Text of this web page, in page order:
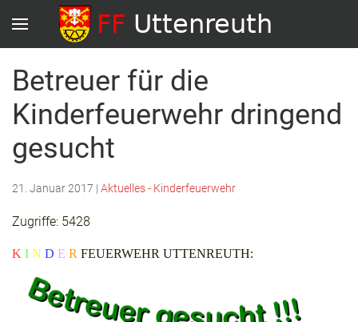
Betreuer für die
Kinderfeuerwehr dringend
gesucht
21. Januar 2017 | Aktuelles - Kinderfeuerwehr
Zugriffe: 5428
K I N D E R FEUERWEHR UTTENREUTH: